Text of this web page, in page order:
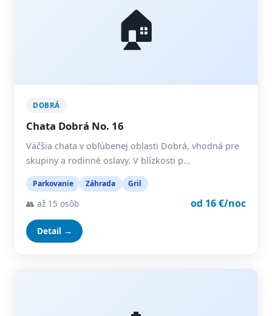
🏠
DOBRÁ
Chata Dobrá No. 16
Väčšia chata v obľúbenej oblasti Dobrá, vhodná pre
skupiny a rodinné oslavy. V blízkosti p…
Parkovanie Záhrada Gril
👥 až 15 osôb od 16 €/noc
Detail →